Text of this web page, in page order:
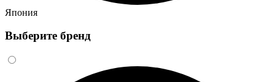
Япония
Выберите бренд